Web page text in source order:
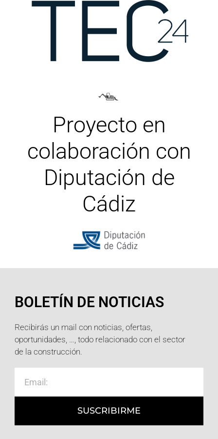
Proyecto en
colaboración con
Diputación de
Cádiz
BOLETÍN DE NOTICIAS
Recibirás un mail con noticias, ofertas,
oportunidades, …, todo relacionado con el sector
de la construcción.
SUSCRIBIRME